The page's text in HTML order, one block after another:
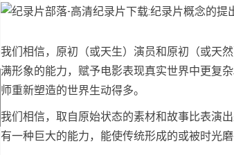
我们相信，原初（或天生）演员和原初（或天
满形象的能力，赋予电影表现真实世界中更复
师重新塑造的世界生动得多。
我们相信，取自原始状态的素材和故事比表演
有一种巨大的能力，能使传统形成的或被时光